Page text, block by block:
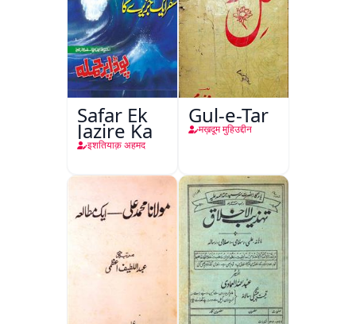
Safar Ek
Jazire Ka
इशतियाक़ अहमद
Gul-e-Tar
मख़दूम मुहिउद्दीन